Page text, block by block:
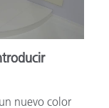
nuevo color